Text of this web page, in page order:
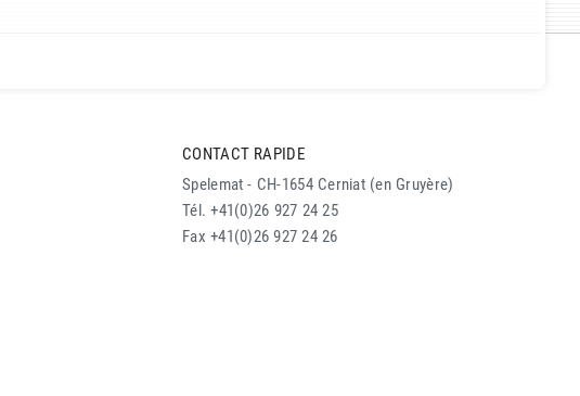
CONTACT RAPIDE
Spelemat - CH-1654 Cerniat (en Gruyère)
Tél. +41(0)26 927 24 25
Fax +41(0)26 927 24 26